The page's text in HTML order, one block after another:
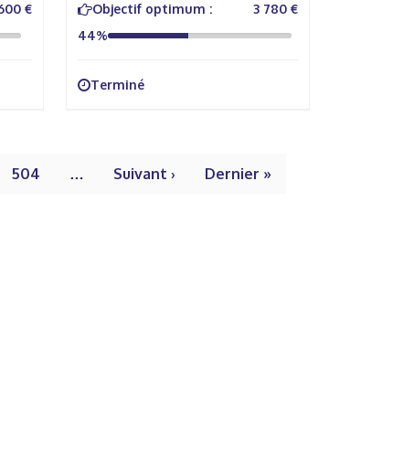
€
Objectif optimum :
3 780 €
44%
Terminé
504 … Suivant › Dernier »